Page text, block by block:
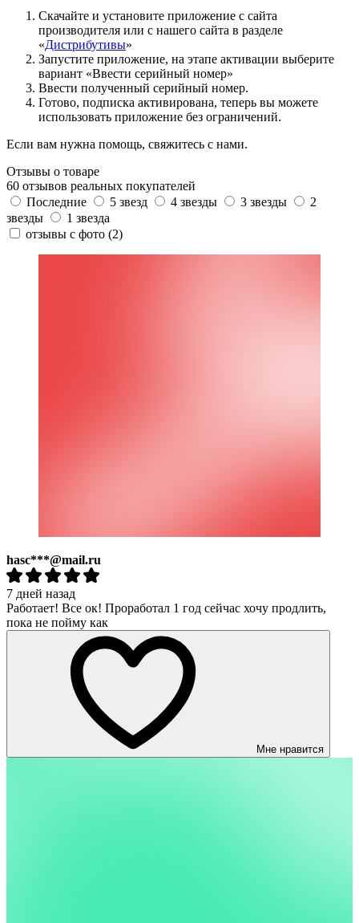
Скачайте и установите приложение с сайта
производителя или с нашего сайта в разделе
«Дистрибутивы»
Запустите приложение, на этапе активации выберите
вариант «Ввести серийный номер»
Ввести полученный серийный номер.
Готово, подписка активирована, теперь вы можете
использовать приложение без ограничений.
Если вам нужна помощь, свяжитесь с нами.
Отзывы о товаре
60 отзывов реальных покупателей
Последние
5 звезд 4 звезды 3 звезды
2
звезды
1 звезда
отзывы с фото (2)
hasc***@mail.ru
7 дней назад
Работает! Все ок! Проработал 1 год сейчас хочу продлить,
пока не пойму как
Мне нравится